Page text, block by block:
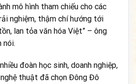
mô hình tham chiếu cho các
nghiệm, thậm chí hướng tới
lan tỏa văn hóa Việt” – ông
nói.
đoàn học sinh, doanh nghiệp,
thuật đã chọn Đông Đô